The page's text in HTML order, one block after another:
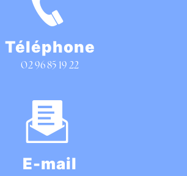
Téléphone
02 96 85 19 22
E-mail